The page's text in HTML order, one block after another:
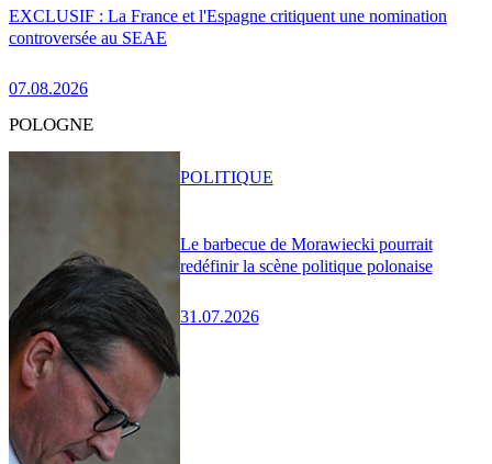
EXCLUSIF : La France et l'Espagne critiquent une nomination
controversée au SEAE
07.08.2026
POLOGNE
Le barbecue de Morawiecki pourrait
redéfinir la scène politique polonaise
31.07.2026
POLITIQUE